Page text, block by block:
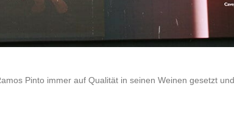
Pinto immer auf Qualität in seinen Weinen gesetzt